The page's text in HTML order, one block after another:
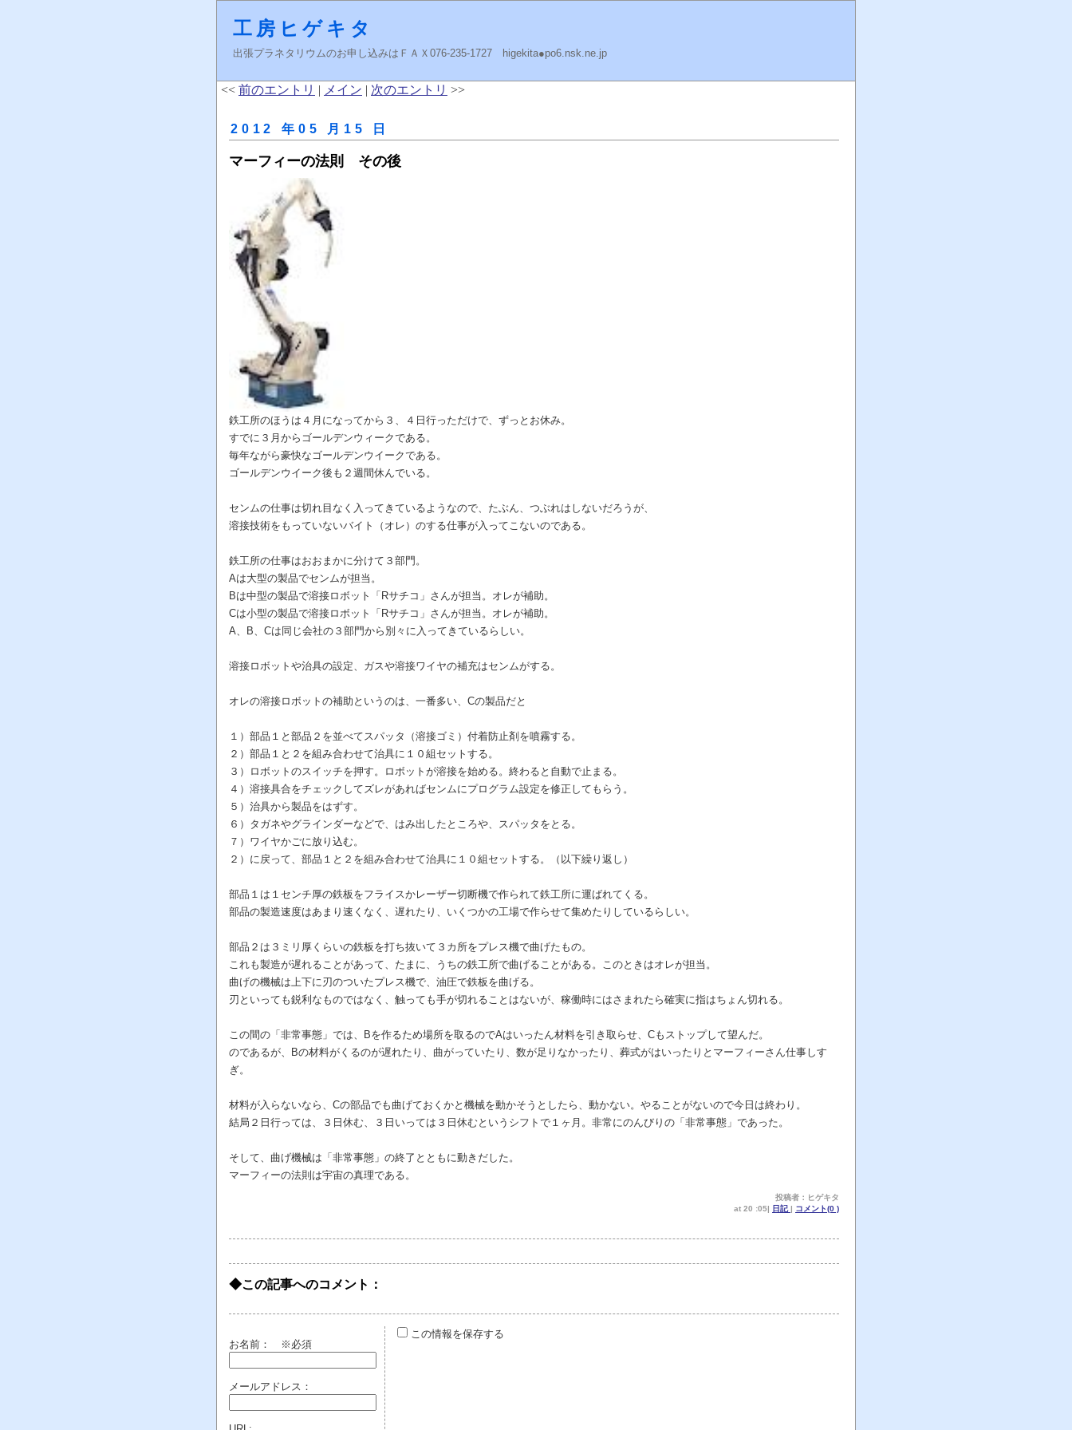
工房ヒゲキタ
出張プラネタリウムのお申し込みはＦＡＸ076-235-1727 higekita●po6.nsk.ne.jp
<< 前のエントリ | メイン | 次のエントリ >>
2012 年05 月15 日
マーフィーの法則 その後
鉄工所のほうは４月になってから３、４日行っただけで、ずっとお休み。
すでに３月からゴールデンウィークである。
毎年ながら豪快なゴールデンウイークである。
ゴールデンウイーク後も２週間休んでいる。
センムの仕事は切れ目なく入ってきているようなので、たぶん、つぶれはしないだろうが、
溶接技術をもっていないバイト（オレ）のする仕事が入ってこないのである。
鉄工所の仕事はおおまかに分けて３部門。
Aは大型の製品でセンムが担当。
Bは中型の製品で溶接ロボット「Rサチコ」さんが担当。オレが補助。
Cは小型の製品で溶接ロボット「Rサチコ」さんが担当。オレが補助。
A、B、Cは同じ会社の３部門から別々に入ってきているらしい。
溶接ロボットや治具の設定、ガスや溶接ワイヤの補充はセンムがする。
オレの溶接ロボットの補助というのは、一番多い、Cの製品だと
１）部品１と部品２を並べてスパッタ（溶接ゴミ）付着防止剤を噴霧する。
２）部品１と２を組み合わせて治具に１０組セットする。
３）ロボットのスイッチを押す。ロボットが溶接を始める。終わると自動で止まる。
４）溶接具合をチェックしてズレがあればセンムにプログラム設定を修正してもらう。
５）治具から製品をはずす。
６）タガネやグラインダーなどで、はみ出したところや、スパッタをとる。
７）ワイヤかごに放り込む。
２）に戻って、部品１と２を組み合わせて治具に１０組セットする。（以下繰り返し）
部品１は１センチ厚の鉄板をフライスかレーザー切断機で作られて鉄工所に運ばれてくる。
部品の製造速度はあまり速くなく、遅れたり、いくつかの工場で作らせて集めたりしているらしい。
部品２は３ミリ厚くらいの鉄板を打ち抜いて３カ所をプレス機で曲げたもの。
これも製造が遅れることがあって、たまに、うちの鉄工所で曲げることがある。このときはオレが担当。
曲げの機械は上下に刃のついたプレス機で、油圧で鉄板を曲げる。
刃といっても鋭利なものではなく、触っても手が切れることはないが、稼働時にはさまれたら確実に指はちょん切れる。
この間の「非常事態」では、Bを作るため場所を取るのでAはいったん材料を引き取らせ、Cもストップして望んだ。
のであるが、Bの材料がくるのが遅れたり、曲がっていたり、数が足りなかったり、葬式がはいったりとマーフィーさん仕事しす
ぎ。
材料が入らないなら、Cの部品でも曲げておくかと機械を動かそうとしたら、動かない。やることがないので今日は終わり。
結局２日行っては、３日休む、３日いっては３日休むというシフトで１ヶ月。非常にのんびりの「非常事態」であった。
そして、曲げ機械は「非常事態」の終了とともに動きだした。
マーフィーの法則は宇宙の真理である。
投稿者：ヒゲキタ
at 20 :05| 日記| コメント(0 )
◆この記事へのコメント：
お名前： ※必須
メールアドレス：
この情報を保存する